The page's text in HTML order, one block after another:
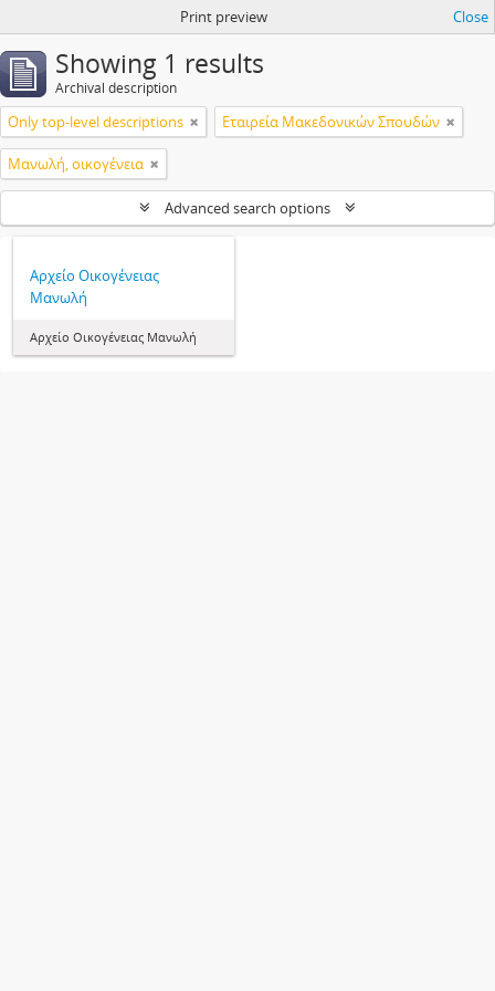
Print preview Close
Showing 1 results
Archival description
Only top-level descriptions Εταιρεία Μακεδονικών Σπουδών
Μανωλή, οικογένεια
Advanced search options
Αρχείο Οικογένειας
Μανωλή
Αρχείο Οικογένειας Μανωλή